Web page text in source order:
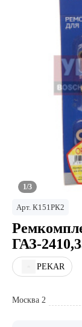
1/3
Арт. К151РК2
ГАЗ-
PEKAR
Москва 2